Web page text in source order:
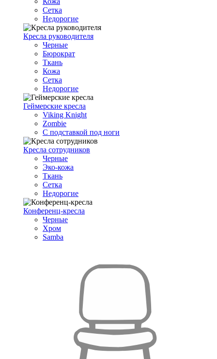
Сетка
Недорогие
Кресла руководителя
Черные
Бюрократ
Ткань
Кожа
Сетка
Недорогие
Геймерские кресла
Viking Knight
Zombie
С подставкой под ноги
Кресла сотрудников
Черные
Эко-кожа
Ткань
Сетка
Недорогие
Конференц-кресла
Черные
Хром
Samba